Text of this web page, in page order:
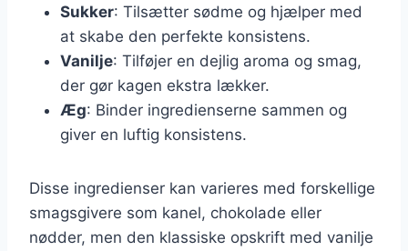
Sukker: Tilsætter sødme og hjælper med
at skabe den perfekte konsistens.
Vanilje: Tilføjer en dejlig aroma og smag,
der gør kagen ekstra lækker.
Æg: Binder ingredienserne sammen og
giver en luftig konsistens.
Disse ingredienser kan varieres med forskellige
smagsgivere som kanel, chokolade eller
nødder, men den klassiske opskrift med vanilje